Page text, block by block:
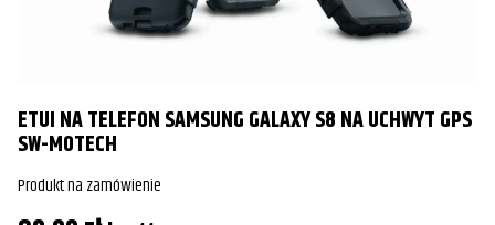
ETUI NA TELEFON SAMSUNG GALAXY S8 NA UCHWYT GPS
SW-MOTECH
Produkt na zamówienie